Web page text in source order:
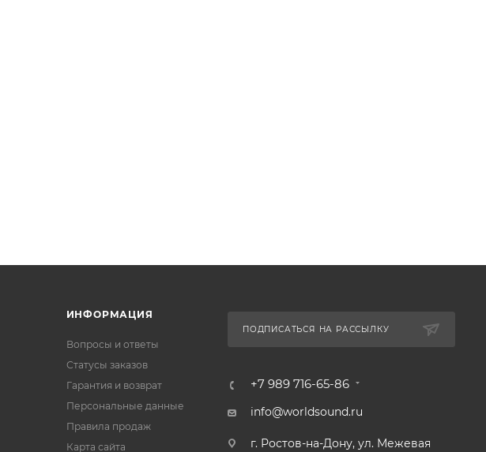
ИНФОРМАЦИЯ
Вопросы и ответы
Статусы заказов
Гарантия и возврат
Персональные данные
Правила продаж
Карта сайта
ПОДПИСАТЬСЯ НА РАССЫЛКУ
+7 989 716-65-86
info@worldsound.ru
г. Ростов-на-Дону, ул. Межевая